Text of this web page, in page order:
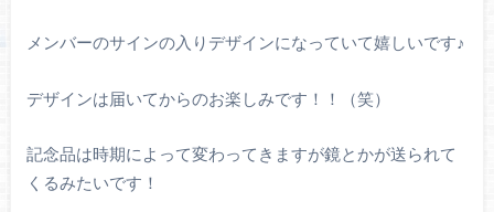
メンバーのサインの入りデザインになっていて嬉しいです♪
デザインは届いてからのお楽しみです！！（笑）
記念品は時期によって変わってきますが鏡とかが送られて
くるみたいです！